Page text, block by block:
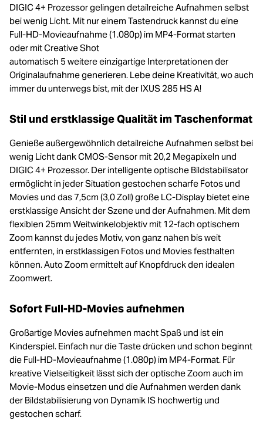
DIGIC 4+ Prozessor gelingen detailreiche Aufnahmen selbst
bei wenig Licht. Mit nur einem Tastendruck kannst du eine
Full-HD-Movieaufnahme (1.080p) im MP4-Format starten
oder mit Creative Shot
automatisch 5 weitere einzigartige Interpretationen der
Originalaufnahme generieren. Lebe deine Kreativität, wo auch
immer du unterwegs bist, mit der IXUS 285 HS A!
Stil und erstklassige Qualität im Taschenformat
Genieße außergewöhnlich detailreiche Aufnahmen selbst bei
wenig Licht dank CMOS-Sensor mit 20,2 Megapixeln und
DIGIC 4+ Prozessor. Der intelligente optische Bildstabilisator
ermöglicht in jeder Situation gestochen scharfe Fotos und
Movies und das 7,5cm (3,0 Zoll) große LC-Display bietet eine
erstklassige Ansicht der Szene und der Aufnahmen. Mit dem
flexiblen 25mm Weitwinkelobjektiv mit 12-fach optischem
Zoom kannst du jedes Motiv, von ganz nahen bis weit
entfernten, in erstklassigen Fotos und Movies festhalten
können. Auto Zoom ermittelt auf Knopfdruck den idealen
Zoomwert.
Sofort Full-HD-Movies aufnehmen
Großartige Movies aufnehmen macht Spaß und ist ein
Kinderspiel. Einfach nur die Taste drücken und schon beginnt
die Full-HD-Movieaufnahme (1.080p) im MP4-Format. Für
kreative Vielseitigkeit lässt sich der optische Zoom auch im
Movie-Modus einsetzen und die Aufnahmen werden dank
der Bildstabilisierung von Dynamik IS hochwertig und
gestochen scharf.